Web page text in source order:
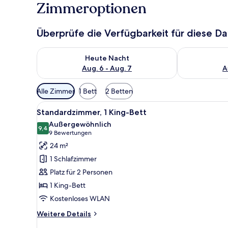
Zimmeroptionen
Überprüfe die Verfügbarkeit für diese
Heute Nacht
Aug. 6 - Aug. 7
Überprüfe die Verfügbarkeit für heute Nacht, Aug. 6
Überprüfe
Verfügbare
Filter
für
Zimmer
Alle Zimmer 1 Bett 2 Betten
Alle
Fotos
für
Standardzimmer,
1 King-
Bett
anzeigen
Ein modernes Hotelzimmer
6
Standardzimmer, 1 King-Bett
9,49,4 von 10
Außergewöhnlich
9 Bewertungen
(9
Bewertungen)
24 m²
1 Schlafzimmer
Platz für 2 Personen
1 King-Bett
Kostenloses WLAN
Weitere Details
Weitere